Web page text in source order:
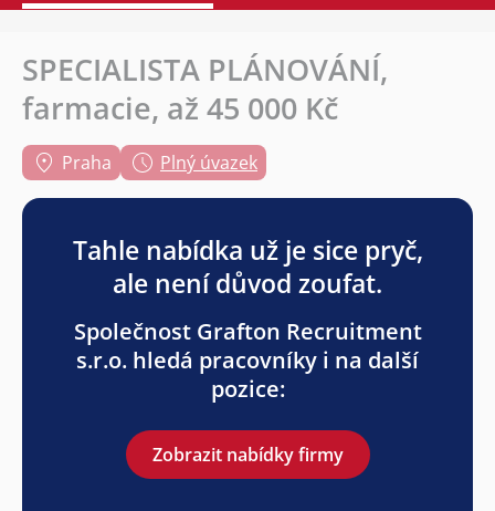
SPECIALISTA PLÁNOVÁNÍ,
farmacie, až 45 000 Kč
Praha Plný úvazek
Tahle nabídka už je sice pryč,
ale není důvod zoufat.
Společnost Grafton Recruitment
s.r.o. hledá pracovníky i na další
pozice:
Zobrazit nabídky firmy